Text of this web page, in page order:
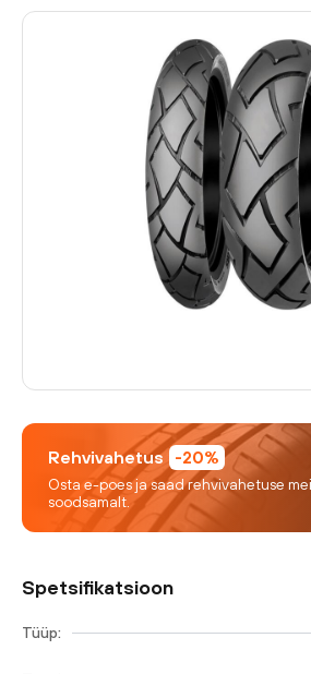
Rehvivahetus -20%
Osta e-poes ja saad rehvivahetuse
soodsamalt.
Spetsifikatsioon
Tüüp: